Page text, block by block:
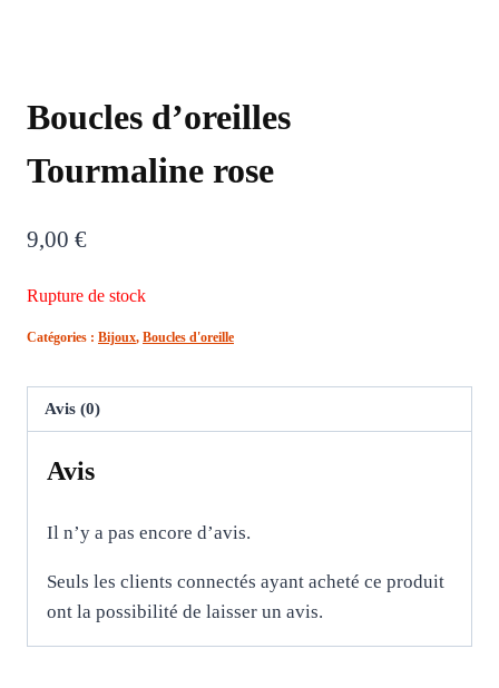
Boucles d’oreilles
Tourmaline rose
9,00 €
Rupture de stock
Catégories : Bijoux, Boucles d'oreille
Avis (0)
Avis
Il n’y a pas encore d’avis.
Seuls les clients connectés ayant acheté ce produit
ont la possibilité de laisser un avis.